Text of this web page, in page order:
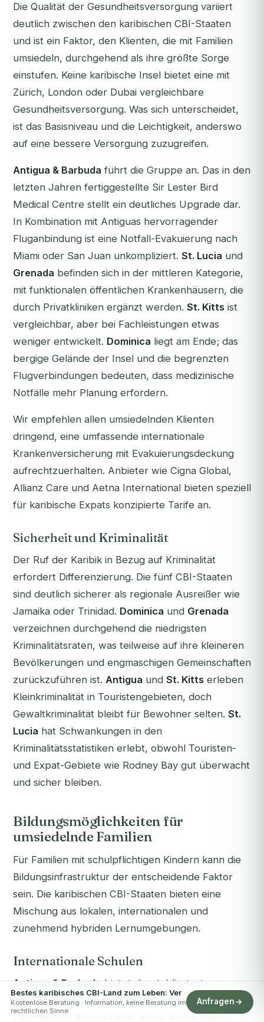
Die Qualität der Gesundheitsversorgung variiert
deutlich zwischen den karibischen CBI-Staaten
und ist ein Faktor, den Klienten, die mit Familien
umsiedeln, durchgehend als ihre größte Sorge
einstufen. Keine karibische Insel bietet eine mit
Zürich, London oder Dubai vergleichbare
Gesundheitsversorgung. Was sich unterscheidet,
ist das Basisniveau und die Leichtigkeit, anderswo
auf eine bessere Versorgung zuzugreifen.
Antigua & Barbuda führt die Gruppe an. Das in den
letzten Jahren fertiggestellte Sir Lester Bird
Medical Centre stellt ein deutliches Upgrade dar.
In Kombination mit Antiguas hervorragender
Fluganbindung ist eine Notfall-Evakuierung nach
Miami oder San Juan unkompliziert. St. Lucia und
Grenada befinden sich in der mittleren Kategorie,
mit funktionalen öffentlichen Krankenhäusern, die
durch Privatkliniken ergänzt werden. St. Kitts ist
vergleichbar, aber bei Fachleistungen etwas
weniger entwickelt. Dominica liegt am Ende; das
bergige Gelände der Insel und die begrenzten
Flugverbindungen bedeuten, dass medizinische
Notfälle mehr Planung erfordern.
Wir empfehlen allen umsiedelnden Klienten
dringend, eine umfassende internationale
Krankenversicherung mit Evakuierungsdeckung
aufrechtzuerhalten. Anbieter wie Cigna Global,
Allianz Care und Aetna International bieten speziell
für karibische Expats konzipierte Tarife an.
Sicherheit und Kriminalität
Der Ruf der Karibik in Bezug auf Kriminalität
erfordert Differenzierung. Die fünf CBI-Staaten
sind deutlich sicherer als regionale Ausreißer wie
Jamaika oder Trinidad. Dominica und Grenada
verzeichnen durchgehend die niedrigsten
Kriminalitätsraten, was teilweise auf ihre kleineren
Bevölkerungen und engmaschigen Gemeinschaften
zurückzuführen ist. Antigua und St. Kitts erleben
Kleinkriminalität in Touristengebieten, doch
Gewaltkriminalität bleibt für Bewohner selten. St.
Lucia hat Schwankungen in den
Kriminalitätsstatistiken erlebt, obwohl Touristen-
und Expat-Gebiete wie Rodney Bay gut überwacht
und sicher bleiben.
Bildungsmöglichkeiten für
umsiedelnde Familien
Für Familien mit schulpflichtigen Kindern kann die
Bildungsinfrastruktur der entscheidende Faktor
sein. Die karibischen CBI-Staaten bieten eine
Mischung aus lokalen, internationalen und
zunehmend hybriden Lernumgebungen.
Internationale Schulen
Antigua & Barbudabietet die etablierteste
internationale Schullandschaft. Die Island Academy
International School bietet einen amerikanisch
Bestes karibisches CBI-Land zum Leben: Ver
Kostenlose Beratung · Information, keine Beratung im
rechtlichen Sinne
Anfragen